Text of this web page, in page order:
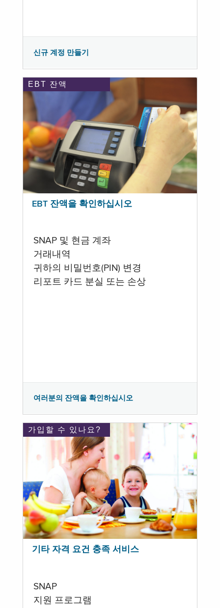
신규 계정 만들기
EBT 잔액
EBT 잔액을 확인하십시오
SNAP 및 현금 계좌
거래내역
귀하의 비밀번호(PIN) 변경
리포트 카드 분실 또는 손상
여러분의 잔액을 확인하십시오
가입할 수 있나요?
기타 자격 요건 충족 서비스
SNAP
지원 프로그램